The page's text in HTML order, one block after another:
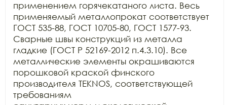
применением горячекатаного листа. Весь
применяемый металлопрокат соответствует
ГОСТ 535-88, ГОСТ 10705-80, ГОСТ 1577-93.
Сварные швы конструкций из металла
гладкие (ГОСТ Р 52169-2012 п.4.3.10). Все
металлические элементы окрашиваются
порошковой краской финского
производителя TEKNOS, соответствующей
требованиям